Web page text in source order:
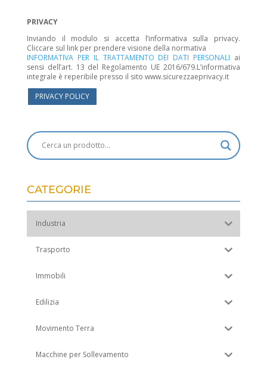
PRIVACY
Inviando il modulo si accetta l’informativa sulla privacy.
Cliccare sul link per prendere visione della normativa
INFORMATIVA PER IL TRATTAMENTO DEI DATI PERSONALI ai
sensi dell’art. 13 del Regolamento UE 2016/679.L’informativa
integrale è reperibile presso il sito www.sicurezzaeprivacy.it
PRIVACY POLICY
CATEGORIE
Industria
Trasporto
Immobili
Edilizia
Movimento Terra
Macchine per Sollevamento